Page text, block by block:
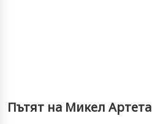
Пътят на Микел